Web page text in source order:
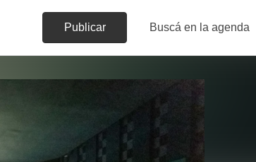
Publicar Buscá en la agenda